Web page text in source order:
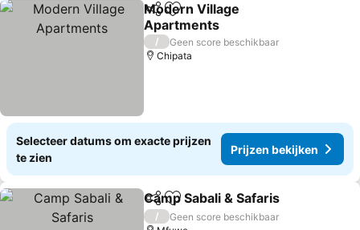
DelenToevoegen aan favorieten
Modern Village
Apartments
Prijzen bekijken
/
Geen score beschikbaar
Chipata
Selecteer datums om exacte prijzen
te zien
Prijzen bekijken
DelenToevoegen aan favorieten
Camp Sabali & Safaris
/
Geen score beschikbaar